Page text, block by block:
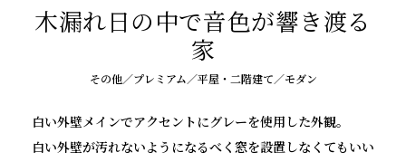
木漏れ日の中で音色が響き渡る
家
その他／プレミアム／平屋・二階建て／モダン
白い外壁メインでアクセントにグレーを使用した外観。
白い外壁が汚れないようになるべく窓を設置しなくてもいい